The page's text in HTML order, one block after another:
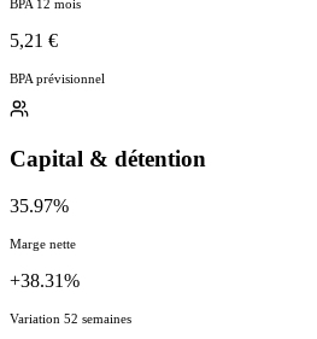
BPA 12 mois
5,21 €
BPA prévisionnel
Capital & détention
35.97%
Marge nette
+38.31%
Variation 52 semaines